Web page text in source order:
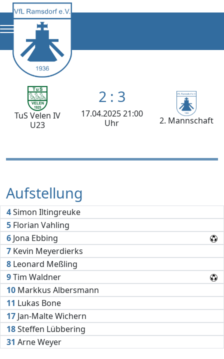
TuS Velen IV
U23
2 : 3
17.04.2025 21:00
Uhr
2. Mannschaft
Aufstellung
4Simon Iltingreuke
5 Florian Vahling
6 Jona Ebbing
7 Kevin Meyerdierks
8 Leonard Meßling
9Tim Waldner
10 Markkus Albersmann
11 Lukas Bone
17 Jan-Malte Wichern
18Steffen Lübbering
31 Arne Weyer